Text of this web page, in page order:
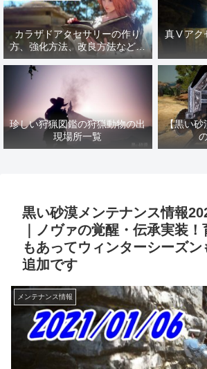
カラザドアクセサリーの作り
方、強化方法、改良方法などま
とめ【黒い砂漠冒険日誌１４１
真Ⅴアク
珍しい狩猟図鑑の狩猟動物の出
現場所一覧
【黒い砂
黒い砂漠メンテナンス情報
｜ノヴァの覚醒・伝承実装
もあってウィンターシーズン
追加です
メンテナンス情報